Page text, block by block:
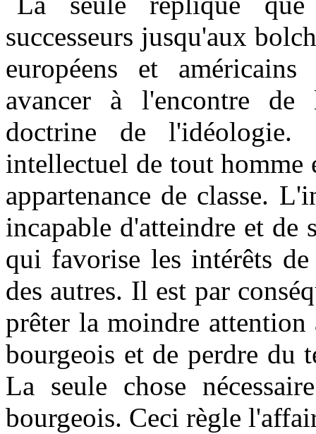
successeurs jusqu'aux
européens et
avancer à l'encontre
doctrine de l'idéologie.
intellectuel de tout homme
appartenance de classe.
incapable d'atteindre et de
qui favorise les intérêts
des autres. Il est par
prêter la moindre attention
bourgeois et de perdre du
La seule chose
bourgeois. Ceci règle